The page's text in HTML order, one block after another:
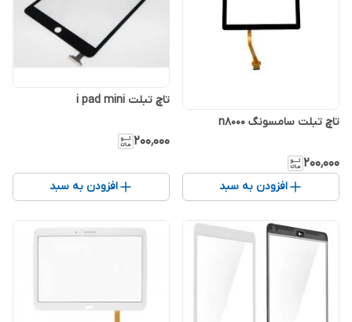
تاچ تبلت سامسونگ n8000
۲۰۰٬۰۰۰
افزودن به سبد
تاچ تبلت i pad mini
۲۰۰٬۰۰۰
افزودن به سبد